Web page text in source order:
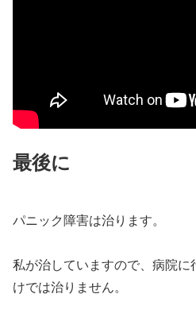
最後に
パニック障害は治ります。
私が治していますので、病院
けでは治りません。